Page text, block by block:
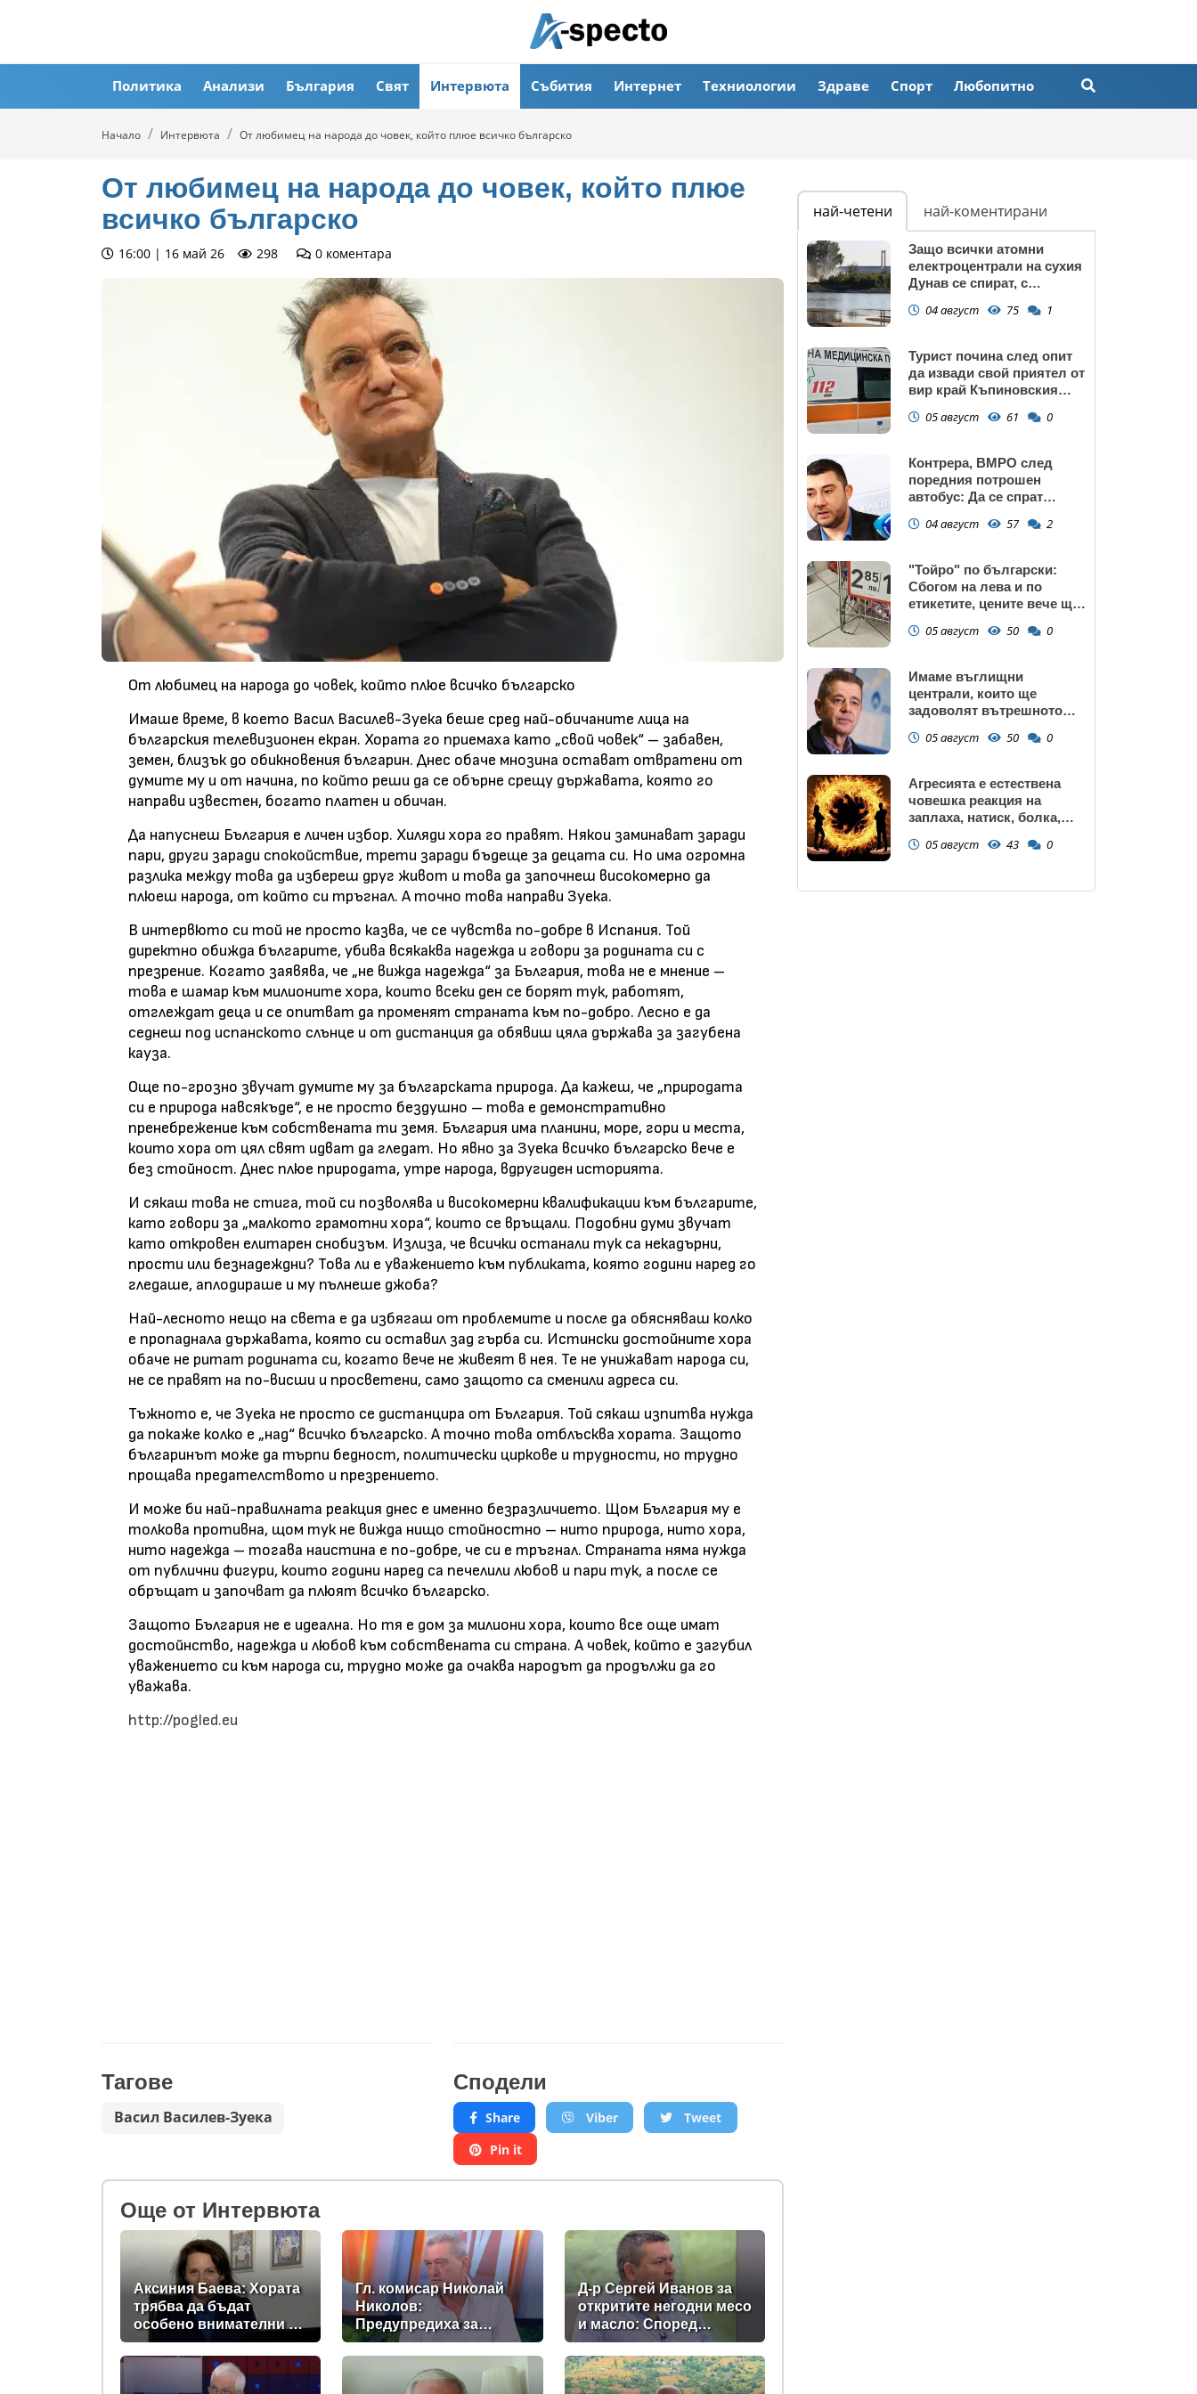
Политика Анализи България Свят Интервюта Събития Интернет Техниологии Здраве Спорт Любопитно
Начало Интервюта От любимец на народа до човек, който плюе всичко българско
От любимец на народа до човек, който плюе
всичко българско
16:00 | 16 май 26 298 0 коментара
От любимец на народа до човек, който плюе всичко българско
Имаше време, в което Васил Василев-Зуека беше сред най-обичаните лица на
българския телевизионен екран. Хората го приемаха като „свой човек“ – забавен,
земен, близък до обикновения българин. Днес обаче мнозина остават отвратени от
думите му и от начина, по който реши да се обърне срещу държавата, която го
направи известен, богато платен и обичан.
Да напуснеш България е личен избор. Хиляди хора го правят. Някои заминават заради
пари, други заради спокойствие, трети заради бъдеще за децата си. Но има огромна
разлика между това да избереш друг живот и това да започнеш високомерно да
плюеш народа, от който си тръгнал. А точно това направи Зуека.
В интервюто си той не просто казва, че се чувства по-добре в Испания. Той
директно обижда българите, убива всякаква надежда и говори за родината си с
презрение. Когато заявява, че „не вижда надежда“ за България, това не е мнение –
това е шамар към милионите хора, които всеки ден се борят тук, работят,
отглеждат деца и се опитват да променят страната към по-добро. Лесно е да
седнеш под испанското слънце и от дистанция да обявиш цяла държава за загубена
кауза.
Още по-грозно звучат думите му за българската природа. Да кажеш, че „природата
си е природа навсякъде“, е не просто бездушно – това е демонстративно
пренебрежение към собствената ти земя. България има планини, море, гори и места,
които хора от цял свят идват да гледат. Но явно за Зуека всичко българско вече е
без стойност. Днес плюе природата, утре народа, вдругиден историята.
И сякаш това не стига, той си позволява и високомерни квалификации към българите,
като говори за „малкото грамотни хора“, които се връщали. Подобни думи звучат
като откровен елитарен снобизъм. Излиза, че всички останали тук са некадърни,
прости или безнадеждни? Това ли е уважението към публиката, която години наред го
гледаше, аплодираше и му пълнеше джоба?
Най-лесното нещо на света е да избягаш от проблемите и после да обясняваш колко
е пропаднала държавата, която си оставил зад гърба си. Истински достойните хора
обаче не ритат родината си, когато вече не живеят в нея. Те не унижават народа си,
не се правят на по-висши и просветени, само защото са сменили адреса си.
Тъжното е, че Зуека не просто се дистанцира от България. Той сякаш изпитва нужда
да покаже колко е „над“ всичко българско. А точно това отблъсква хората. Защото
българинът може да търпи бедност, политически циркове и трудности, но трудно
прощава предателството и презрението.
И може би най-правилната реакция днес е именно безразличието. Щом България му е
толкова противна, щом тук не вижда нищо стойностно – нито природа, нито хора,
нито надежда – тогава наистина е по-добре, че си е тръгнал. Страната няма нужда
от публични фигури, които години наред са печелили любов и пари тук, а после се
обръщат и започват да плюят всичко българско.
Защото България не е идеална. Но тя е дом за милиони хора, които все още имат
достойнство, надежда и любов към собствената си страна. А човек, който е загубил
уважението си към народа си, трудно може да очаква народът да продължи да го
уважава.
http://pogled.eu
Тагове
Васил Василев-Зуека
Сподели
Share Viber
Tweet
Pin it
Oще от Интервюта
Аксиния Баева: Хората
трябва да бъдат
особено внимателни и
към оферти с
прекалено ниски цени
Гл. комисар Николай
Николов:
Предупредиха за
опасно повишение на
температурите, а в
момента сме в
Д-р Сергей Иванов за
откритите негодни месо
и масло: Според
полицията има
нарушение, а според
БАБХ – няма
най-четени най-коментирани
Защо всички атомни
електроцентрали на сухия
Дунав се спират, с
"Козлодуй"?
04 август 75 1
Турист почина след опит
да извади свой приятел от
вир край Къпиновския
05 август 61 0
Контрера, ВМРО след
поредния потрошен
автобус: Да се спрат
махали и гета в София!
04 август 57 2
"Тойро" по български:
Сбогом на лева и по
етикетите, цените вече ще
05 август 50 0
Имаме въглищни
централи, които ще
задоволят вътрешното
05 август 50 0
Агресията е естествена
човешка реакция на
заплаха, натиск, болка,
граници или пречка за
05 август 43 0